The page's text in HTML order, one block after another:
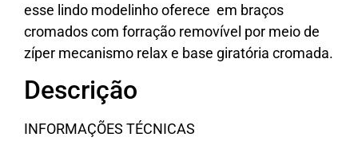
esse lindo modelinho oferece em braços
cromados com forração removível por meio de
zíper mecanismo relax e base giratória cromada.
Descrição
INFORMAÇÕES TÉCNICAS